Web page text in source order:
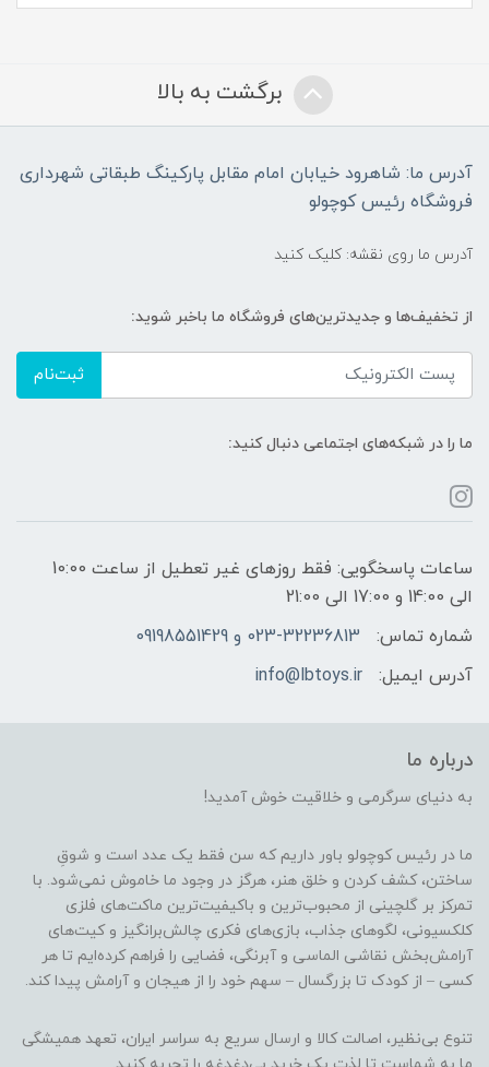
برگشت به بالا
آدرس ما: شاهرود خیابان امام مقابل پارکینگ طبقاتی شهرداری
فروشگاه رئیس کوچولو
آدرس ما روی نقشه: کلیک کنید
از تخفیف‌ها و جدیدترین‌های فروشگاه ما باخبر شوید:
ثبت‌نام
ما را در شبکه‌های اجتماعی دنبال کنید:
ساعات پاسخگویی: فقط روزهای غیر تعطیل از ساعت 10:00
الی 14:00 و 17:00 الی 21:00
شماره تماس:
023-32236813 و 09198551429
آدرس ایمیل:
info@lbtoys.ir
درباره ما
به دنیای سرگرمی و خلاقیت خوش آمدید!
ما در رئیس کوچولو باور داریم که سن فقط یک عدد است و شوقِ
ساختن، کشف کردن و خلق هنر، هرگز در وجود ما خاموش نمی‌شود. با
تمرکز بر گلچینی از محبوب‌ترین و باکیفیت‌ترین ماکت‌های فلزی
کلکسیونی، لگوهای جذاب، بازی‌های فکری چالش‌برانگیز و کیت‌های
آرامش‌بخش نقاشی الماسی و آبرنگی، فضایی را فراهم کرده‌ایم تا هر
کسی – از کودک تا بزرگسال – سهم خود را از هیجان و آرامش پیدا کند.
تنوع بی‌نظیر، اصالت کالا و ارسال سریع به سراسر ایران، تعهد همیشگی